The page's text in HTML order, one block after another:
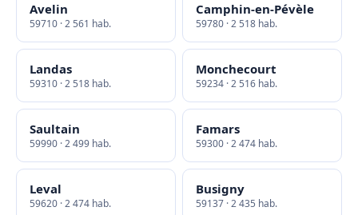
Avelin
59710 · 2 561 hab.
Camphin-en-Pévèle
59780 · 2 518 hab.
Landas
59310 · 2 518 hab.
Monchecourt
59234 · 2 516 hab.
Saultain
59990 · 2 499 hab.
Famars
59300 · 2 474 hab.
Leval
59620 · 2 474 hab.
Busigny
59137 · 2 435 hab.